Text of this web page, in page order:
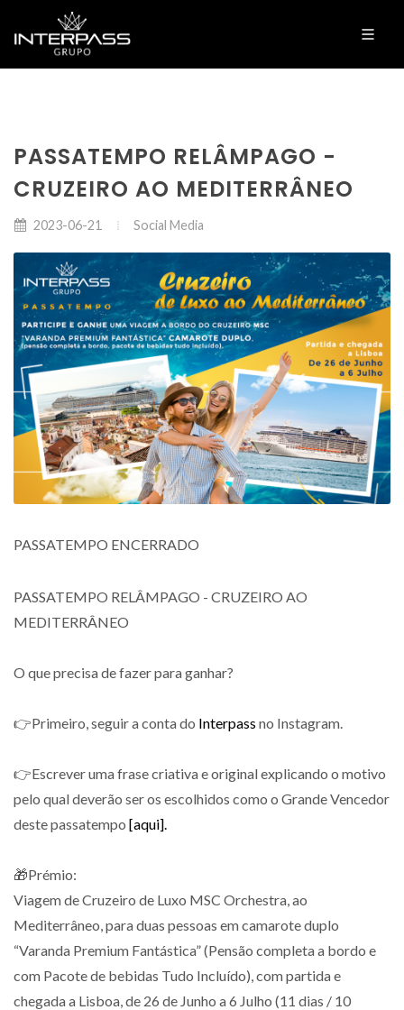
PASSATEMPO RELÂMPAGO -
CRUZEIRO AO MEDITERRÂNEO
2023-06-21 Social Media
PASSATEMPO ENCERRADO
PASSATEMPO RELÂMPAGO - CRUZEIRO AO
MEDITERRÂNEO
O que precisa de fazer para ganhar?
👉Primeiro, seguir a conta do Interpass no Instagram.
👉Escrever uma frase criativa e original explicando o motivo
pelo qual deverão ser os escolhidos como o Grande Vencedor
deste passatempo [aqui].
🎁Prémio:
Viagem de Cruzeiro de Luxo MSC Orchestra, ao
Mediterrâneo, para duas pessoas em camarote duplo
“Varanda Premium Fantástica” (Pensão completa a bordo e
com Pacote de bebidas Tudo Incluído), com partida e
chegada a Lisboa, de 26 de Junho a 6 Julho (11 dias / 10